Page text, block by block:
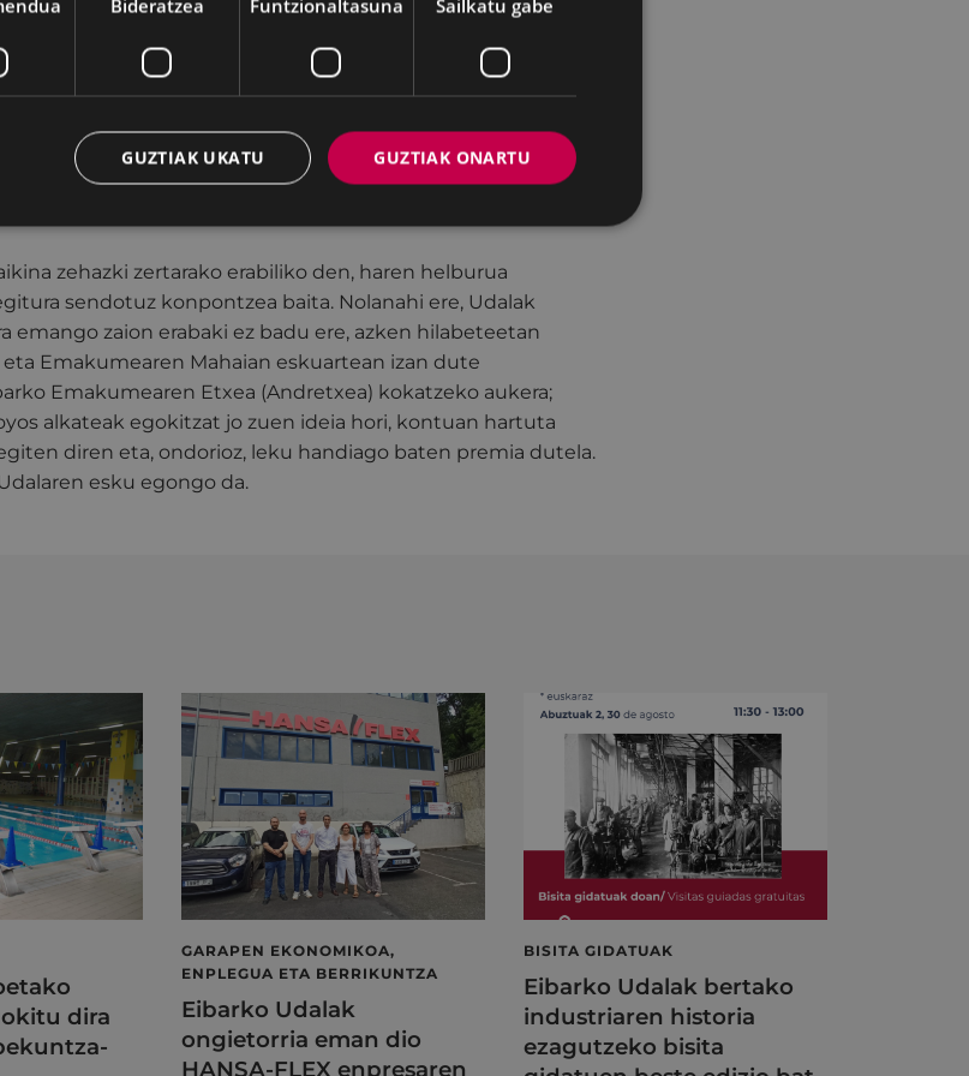
Halaber, fatxada eraberritzean, jatorrizko elementuak
eta babes-mailaren arabera, euri-urak
da, eta aurreikusten da ur beltzen sare bat egitea.
640 metrokoa da: sotoari dagozkionak (113 metro
metro) eta lehen eta bigarren solairuak (haietako bakoitzak
epea zazpi hilabetekoa da, behin adjudikazioa eman
zehazki zertarako erabiliko den, haren helburua
sendotuz konpontzea baita. Nolanahi ere, Udalak
emango zaion erabaki ez badu ere, azken hilabeteetan
Emakumearen Mahaian eskuartean izan dute
Emakumearen Etxea (Andretxea) kokatzeko aukera;
alkateak egokitzat jo zuen ideia hori, kontuan hartuta
diren eta, ondorioz, leku handiago baten premia dutela.
esku egongo da.
dira
GARAPEN EKONOMIKOA,
ENPLEGUA ETA BERRIKUNTZA
Eibarko Udalak
ongietorria eman dio
HANSA-FLEX enpresaren
BISITA GIDATUAK
Eibarko Udalak bertako
industriaren historia
ezagutzeko bisita
Bideratzea Funtzionaltasuna Sailkatu gabe
GUZTIAK ONARTU
GUZTIAK UKATU